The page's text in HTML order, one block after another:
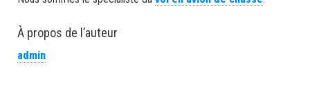
À propos de l’auteur
admin